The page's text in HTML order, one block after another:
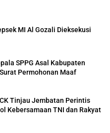
MI Al Gozali Dieksekusi
SPPG Asal Kabupaten
Permohonan Maaf
Tinjau Jembatan Perintis
Kebersamaan TNI dan Rakyat